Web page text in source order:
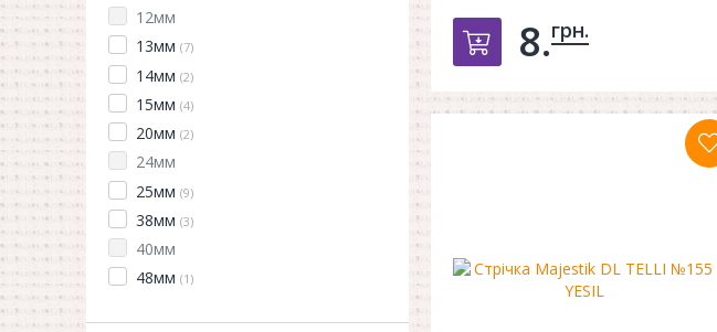
12мм
13мм (7)
14мм (2)
15мм (4)
20мм (2)
24мм
25мм (9)
38мм (3)
40мм
48мм (1)
Добавить в корзину
8.грн.